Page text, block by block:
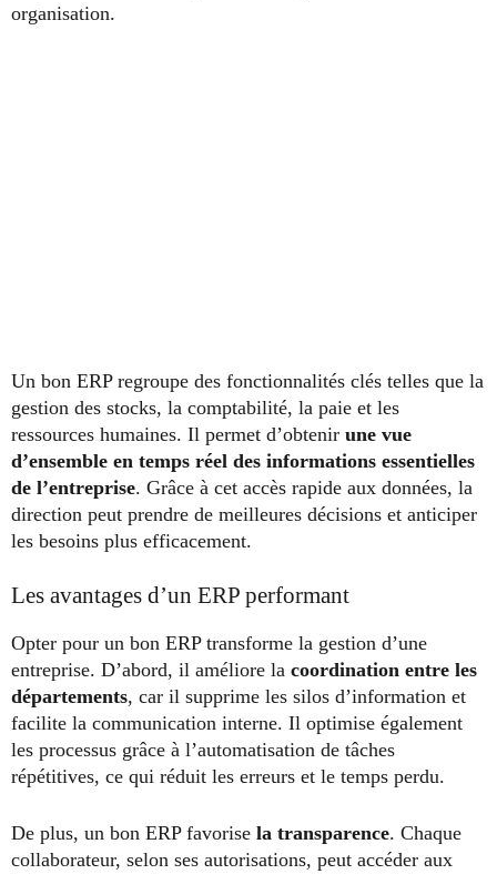
organisation.
Un bon ERP regroupe des fonctionnalités clés telles que la
gestion des stocks, la comptabilité, la paie et les
ressources humaines. Il permet d’obtenir une vue
d’ensemble en temps réel des informations essentielles
de l’entreprise. Grâce à cet accès rapide aux données, la
direction peut prendre de meilleures décisions et anticiper
les besoins plus efficacement.
Les avantages d’un ERP performant
Opter pour un bon ERP transforme la gestion d’une
entreprise. D’abord, il améliore la coordination entre les
départements, car il supprime les silos d’information et
facilite la communication interne. Il optimise également
les processus grâce à l’automatisation de tâches
répétitives, ce qui réduit les erreurs et le temps perdu.
De plus, un bon ERP favorise la transparence. Chaque
collaborateur, selon ses autorisations, peut accéder aux